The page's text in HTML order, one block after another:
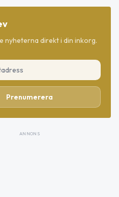
nyheterna direkt i din inkorg.
Prenumerera
ANNONS